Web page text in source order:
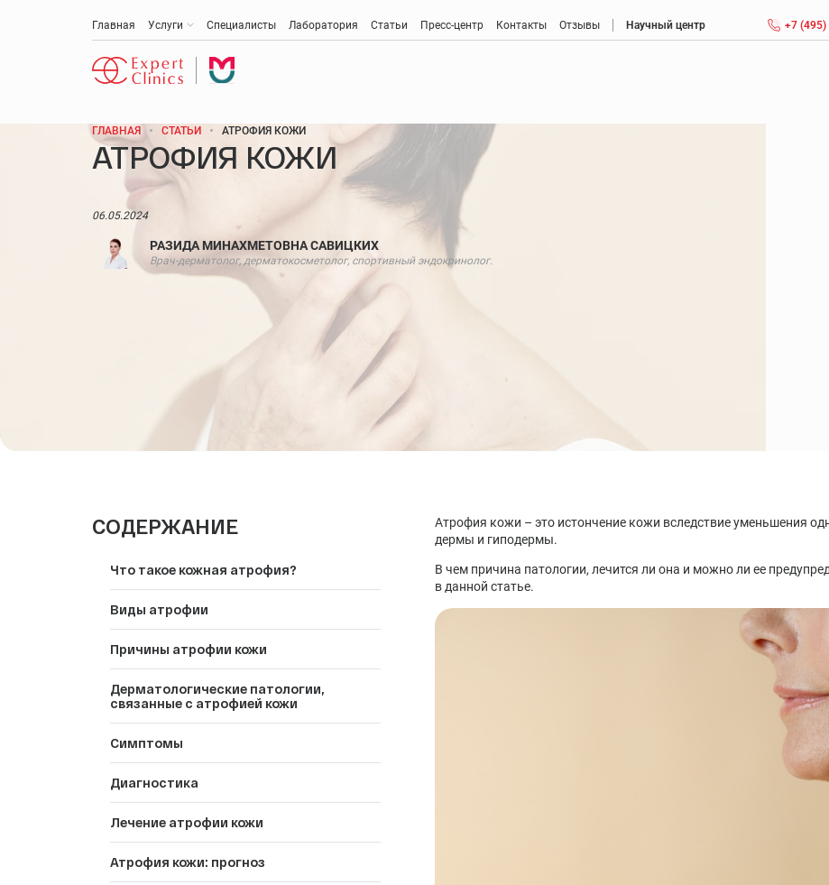
Главная Услуги Специалисты Лаборатория Статьи Пресс-центр Контакты Отзывы Научный центр +7
Антивозрастная медицина
Эстетическая медицина и косметология
Акушерство и гинекология
Анти-эйдж (омоложение)
СПА-процедуры
Лечение климакса
ГЛАВНАЯ СТАТЬИ АТРОФИЯ КОЖИ
АТРОФИЯ КОЖИ
06.05.2024
РАЗИДА МИНАХМЕТОВНА САВИЦКИХ
Врач-дерматолог, дерматокосметолог, спортивный эндокринолог.
СОДЕРЖАНИЕ
Что такое кожная атрофия?
Виды атрофии
Причины атрофии кожи
Дерматологические патологии,
связанные с атрофией кожи
Симптомы
Диагностика
Лечение атрофии кожи
Атрофия кожи: прогноз
Атрофия кожи – это истончение кожи вследствие уменьшения
дермы и гиподермы.
В чем причина патологии, лечится ли она и можно ли ее
в данной статье.